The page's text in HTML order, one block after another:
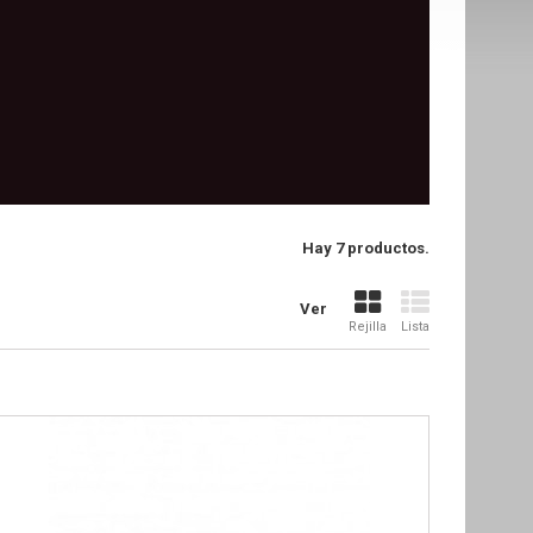
Hay 7 productos.
Ver
Rejilla Lista